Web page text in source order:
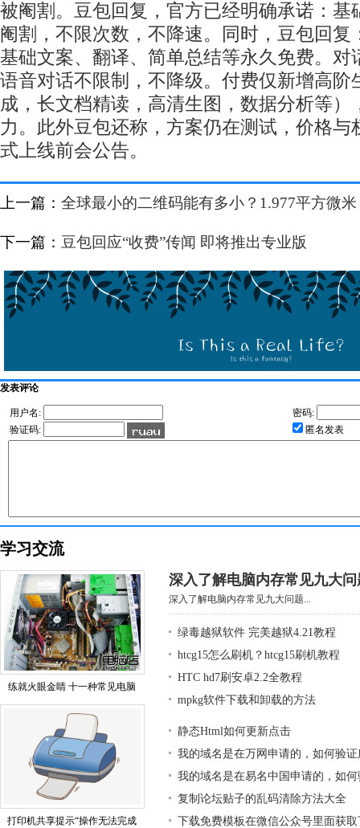
被阉割。豆包回复，官方已经明确承诺：基
阉割，不限次数，不降速。同时，豆包回复
基础文案、翻译、简单总结等永久免费。对
语音对话不限制，不降级。付费仅新增高阶
成，长文档精读，高清生图，数据分析等）
力。此外豆包还称，方案仍在测试，价格与
式上线前会公告。
上一篇： 全球最小的二维码能有多小？1.977平方微米
下一篇： 豆包回应“收费”传闻 即将推出专业版
发表评论
用户名:
密码:
验证码:
匿名发表
学习交流
练就火眼金睛 十一种常见电脑
打印机共享提示“操作无法完成
深入了解电脑内存常见九大问
深入了解电脑内存常见九大问题...
绿毒越狱软件 完美越狱4.21教程
htcg15怎么刷机？htcg15刷机教程
HTC hd7刷安卓2.2全教程
mpkg软件下载和卸载的方法
静态Html如何更新点击
我的域名是在万网申请的，如何验
我的域名是在易名中国申请的，如
复制论坛贴子的乱码清除方法大全
下载免费模板在微信公众号里面获